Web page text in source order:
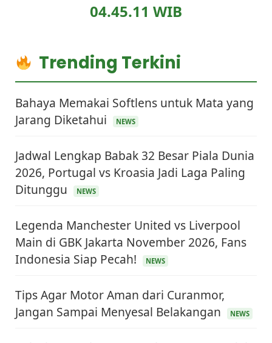
04.45.12 WIB
Trending Terkini
Bahaya Memakai Softlens untuk Mata yang
Jarang Diketahui
NEWS
Jadwal Lengkap Babak 32 Besar Piala Dunia
2026, Portugal vs Kroasia Jadi Laga Paling
Ditunggu
NEWS
Legenda Manchester United vs Liverpool
Main di GBK Jakarta November 2026, Fans
Indonesia Siap Pecah!
NEWS
Tips Agar Motor Aman dari Curanmor,
Jangan Sampai Menyesal Belakangan
NEWS
KEUANGAN & INVESTASI